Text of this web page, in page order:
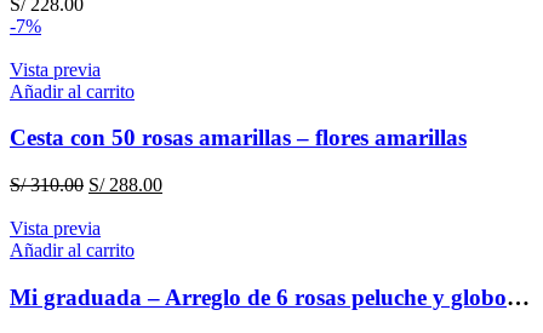
-7%
Vista previa
Añadir al carrito
Cesta con 50 rosas amarillas – flores amarillas
S/310.00 El
original
era:
S/288.00El
Vista previa
Añadir al carrito
Mi graduada – Arreglo de 6 rosas peluche y globo para graduación